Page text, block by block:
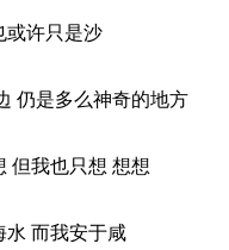
或许只是沙
仍是多么神奇的地方
但我也只想 想想
水 而我安于咸